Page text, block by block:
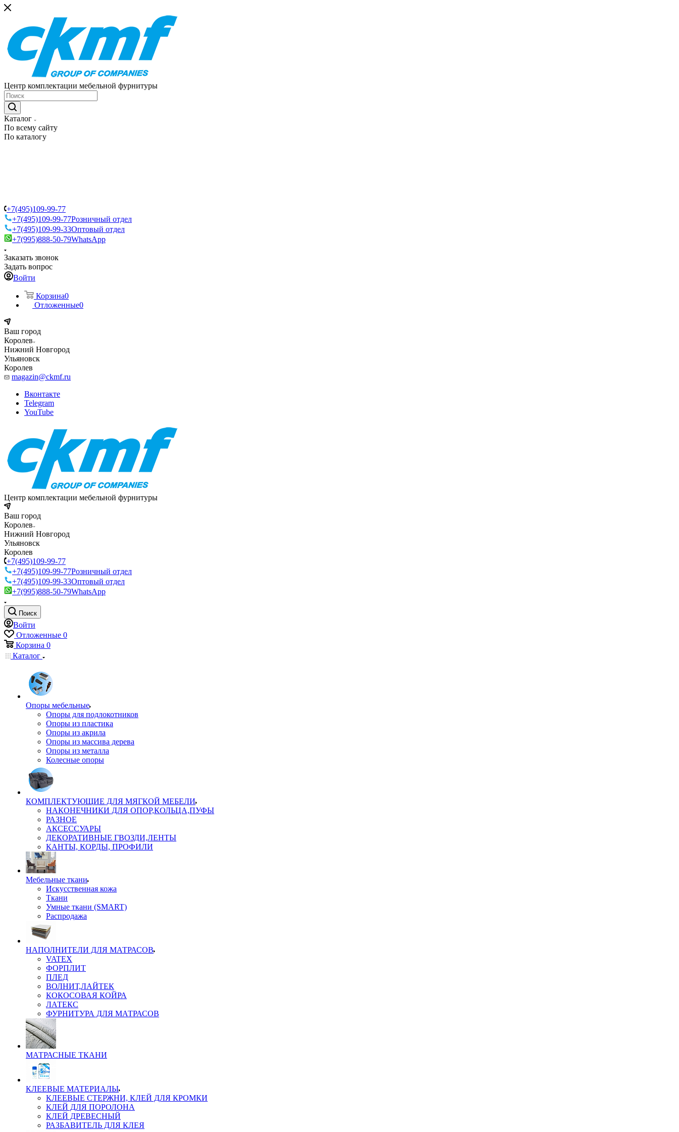
Центр комплектации мебельной фурнитуры
Каталог
По всему сайту
По каталогу
+7(495)109-99-77
+7(495)109-99-77Розничный отдел
+7(495)109-99-33Оптовый отдел
+7(995)888-50-79WhatsApp
Заказать звонок
Задать вопрос
Войти
Корзина0
Отложенные0
Ваш город
Королев
Нижний Новгород
Ульяновск
Королев
magazin@ckmf.ru
Вконтакте
Telegram
YouTube
Центр комплектации мебельной фурнитуры
Ваш город
Королев
Нижний Новгород
Ульяновск
Королев
+7(495)109-99-77
+7(495)109-99-77Розничный отдел
+7(495)109-99-33Оптовый отдел
+7(995)888-50-79WhatsApp
Поиск
Войти
Отложенные 0
Корзина 0
Каталог
Опоры мебельные
Опоры для подлокотников
Опоры из пластика
Опоры из акрила
Опоры из массива дерева
Опоры из металла
Колесные опоры
КОМПЛЕКТУЮЩИЕ ДЛЯ МЯГКОЙ МЕБЕЛИ
НАКОНЕЧНИКИ ДЛЯ ОПОР,КОЛЬЦА,ПУФЫ
РАЗНОЕ
АКСЕССУАРЫ
ДЕКОРАТИВНЫЕ ГВОЗДИ,ЛЕНТЫ
КАНТЫ, КОРДЫ, ПРОФИЛИ
Мебельные ткани
Искусственная кожа
Ткани
Умные ткани (SMART)
Распродажа
НАПОЛНИТЕЛИ ДЛЯ МАТРАСОВ
VATEX
ФОРПЛИТ
ПЛЕД
ВОЛНИТ,ЛАЙТЕК
КОКОСОВАЯ КОЙРА
ЛАТЕКС
ФУРНИТУРА ДЛЯ МАТРАСОВ
МАТРАСНЫЕ ТКАНИ
КЛЕЕВЫЕ МАТЕРИАЛЫ
КЛЕЕВЫЕ СТЕРЖНИ, КЛЕЙ ДЛЯ КРОМКИ
КЛЕЙ ДЛЯ ПОРОЛОНА
КЛЕЙ ДРЕВЕСНЫЙ
РАЗБАВИТЕЛЬ ДЛЯ КЛЕЯ